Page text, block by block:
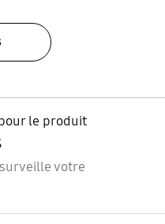
le produit
votre